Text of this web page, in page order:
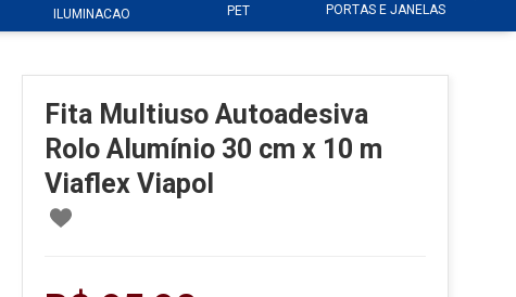
ILUMINACAO PET PORTAS E JANELAS
Fita Multiuso Autoadesiva
Rolo Alumínio 30 cm x 10 m
Viaflex Viapol